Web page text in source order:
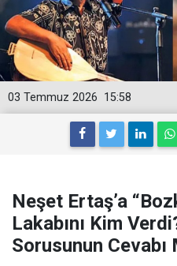
15:58
03 Temmuz 2026
Neşet Ertaş’a
Lakabını Kim
Sorusunun